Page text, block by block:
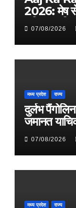
2026: मेष
राशिफल,
रहना होगा
07/08/2026
मध्य प्रदेश राज्य
दुर्लभ
जमानत
07/08/2026
मध्य प्रदेश राज्य